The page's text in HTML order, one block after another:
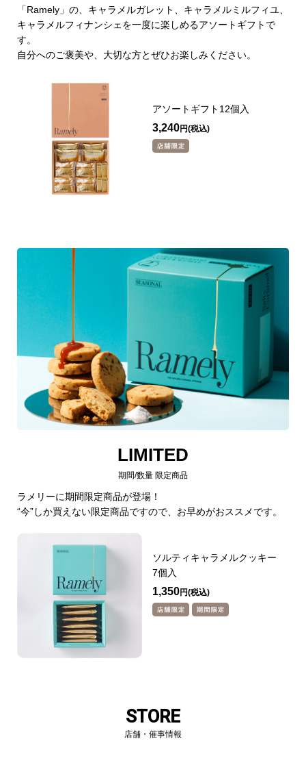
「Ramely」の、キャラメルガレット、キャラメルミルフィユ、
キャラメルフィナンシェを一度に楽しめるアソートギフトで
す。
自分へのご褒美や、大切な方とぜひお楽しみください。
アソートギフト12個入
3,240円
LIMITED
期間/数量 限定商品
ラメリーに期間限定商品が登場！
“今”しか買えない限定商品ですので、お早めがおススメです。
ソルティキャラメルクッキー
7個入
1,350円
STORE
店舗・催事情報